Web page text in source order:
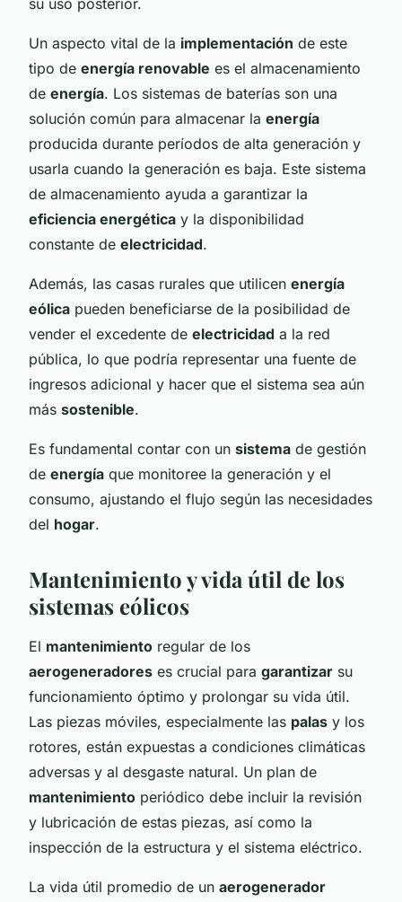
su uso posterior.
Un aspecto vital de la implementación de este
tipo de energía renovable es el almacenamiento
de energía. Los sistemas de baterías son una
solución común para almacenar la energía
producida durante períodos de alta generación y
usarla cuando la generación es baja. Este sistema
de almacenamiento ayuda a garantizar la
eficiencia energética y la disponibilidad
constante de electricidad.
Además, las casas rurales que utilicen energía
eólica pueden beneficiarse de la posibilidad de
vender el excedente de electricidad a la red
pública, lo que podría representar una fuente de
ingresos adicional y hacer que el sistema sea aún
más sostenible.
Es fundamental contar con un sistema de gestión
de energía que monitoree la generación y el
consumo, ajustando el flujo según las necesidades
del hogar.
Mantenimiento y vida útil de los
sistemas eólicos
El mantenimiento regular de los
aerogeneradores es crucial para garantizar su
funcionamiento óptimo y prolongar su vida útil.
Las piezas móviles, especialmente las palas y los
rotores, están expuestas a condiciones climáticas
adversas y al desgaste natural. Un plan de
mantenimiento periódico debe incluir la revisión
y lubricación de estas piezas, así como la
inspección de la estructura y el sistema eléctrico.
La vida útil promedio de un aerogenerador